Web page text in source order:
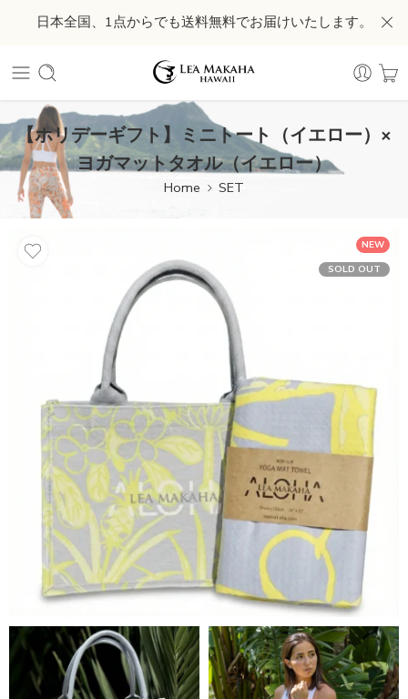
日本全国、1点からでも送料無料でお届けいたします。
【ホリデーギフト】ミニトート（イエロー）×
ヨガマットタオル（イエロー）
Home SET
NEW
SOLD OUT